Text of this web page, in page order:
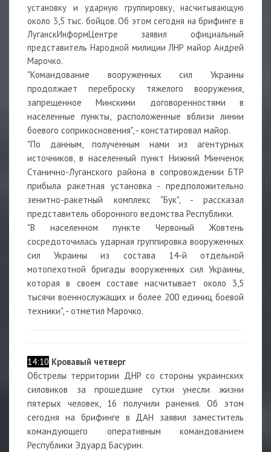
установку и ударную группировку, насчитывающую
около 3,5 тыс. бойцов. Об этом сегодня на брифинге в
ЛуганскИнформЦентре заявил официальный
представитель Народной милиции ЛНР майор Андрей
Марочко.
"Командование вооруженных сил Украины
продолжает переброску тяжелого вооружения,
запрещенное Минскими договоренностями в
населенные пункты, расположенные вблизи линии
боевого соприкосновения", - констатировал майор.
"По данным, полученным нами из агентурных
источников, в населенный пункт Нижний Минченок
Станично-Луганского района в сопровождении БТР
прибыла ракетная установка - предположительно
зенитно-ракетный комплекс "Бук", - рассказал
представитель оборонного ведомства Республики.
"В населенном пункте Червоный Жовтень
сосредоточилась ударная группировка вооруженных
сил Украины из состава 14-й отдельной
мотопехотной бригады вооруженных сил Украины,
которая в своем составе насчитывает около 3,5
тысячи военнослужащих и более 200 единиц боевой
техники", - отметил Марочко.
14:10 Кровавый четверг
Обстрелы территории ДНР со стороны украинских
силовиков за прошедшие сутки унесли жизни
пятерых человек, 16 получили ранения. Об этом
сегодня на брифинге в ДАН заявил заместитель
командующего оперативным командованием
Республики Эдуард Басурин.